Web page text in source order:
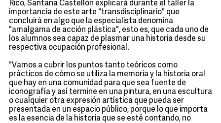
Rico, Santana Castellón explicará durante el taller la
importancia de este arte "transdisciplinario" que
concluirá en algo que la especialista denomina
"amalgama de acción plástica", esto es, que cada uno de
los alumnos sea capaz de plasmar una historia desde su
respectiva ocupación profesional.
"Vamos a cubrir los puntos tanto teóricos como
prácticos de cómo se utiliza la memoria y la historia oral
que hay en una comunidad para que sea fuente de
iconografía y así termine en una pintura, en una escultura
o cualquier otra expresión artística que pueda ser
presentada en un espacio público, porque lo que importa
es la esencia de la historia que se esté contando, no